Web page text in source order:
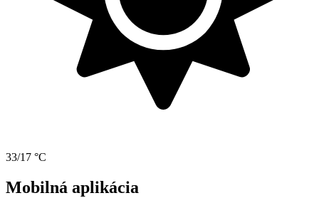
33/17 °C
Mobilná aplikácia